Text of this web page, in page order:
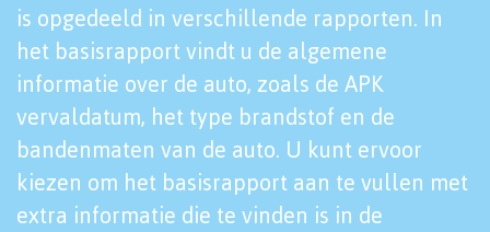
is opgedeeld in verschillende rapporten. In
het basisrapport vindt u de algemene
informatie over de auto, zoals de APK
vervaldatum, het type brandstof en de
bandenmaten van de auto. U kunt ervoor
kiezen om het basisrapport aan te vullen met
extra informatie die te vinden is in de